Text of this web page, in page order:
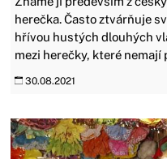
herečka. Často ztvárňuje
hřívou hustých dlouhých
mezi herečky, které nemají
30.08.2021